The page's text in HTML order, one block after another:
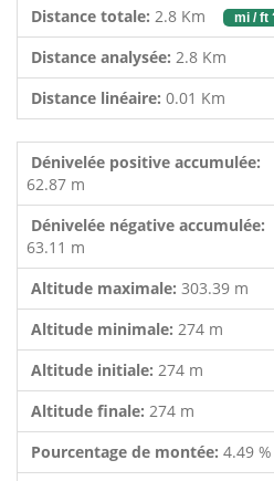
Distance totale: 2.8 Km mi / ft
Distance analysée: 2.8 Km
Distance linéaire: 0.01 Km
Dénivelée positive accumulée:
62.87 m
Dénivelée négative accumulée:
63.11 m
Altitude maximale: 303.39 m
Altitude minimale: 274 m
Altitude initiale: 274 m
Altitude finale: 274 m
Pourcentage de montée: 4.49 %